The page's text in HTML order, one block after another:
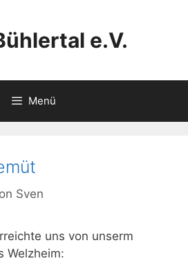
e.V.
Menü
Sven
uns von unserm
Welzheim: